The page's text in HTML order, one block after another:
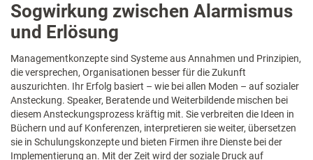
Sogwirkung zwischen Alarmismus
und Erlösung
Managementkonzepte sind Systeme aus Annahmen und Prinzipien,
die versprechen, Organisationen besser für die Zukunft
auszurichten. Ihr Erfolg basiert – wie bei allen Moden – auf sozialer
Ansteckung. Speaker, Beratende und Weiterbildende mischen bei
diesem Ansteckungsprozess kräftig mit. Sie verbreiten die Ideen in
Büchern und auf Konferenzen, interpretieren sie weiter, übersetzen
sie in Schulungskonzepte und bieten Firmen ihre Dienste bei der
Implementierung an. Mit der Zeit wird der soziale Druck auf